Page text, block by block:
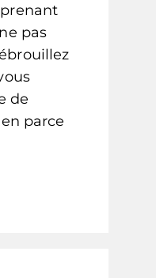
pas
de
parce